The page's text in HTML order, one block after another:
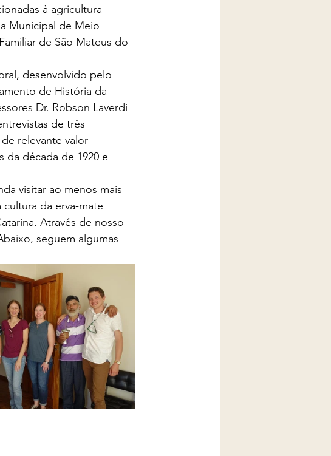
à agricultura
Municipal de Meio
de São Mateus do
desenvolvido pelo
de História da
Dr. Robson Laverdi
de três
relevante valor
da década de 1920 e
visitar ao menos mais
da erva-mate
Através de nosso
seguem algumas